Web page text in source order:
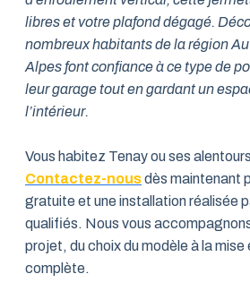
libres et votre plafond dégagé.
nombreux habitants de la région
Alpes font confiance à ce type de
leur garage tout en gardant un
l’intérieur.
Vous habitez Tenay ou ses
Contactez-nousdès maintenant
gratuite et une installation réalisée
qualifiés. Nous vous
projet, du choix du modèle à la mise
complète.